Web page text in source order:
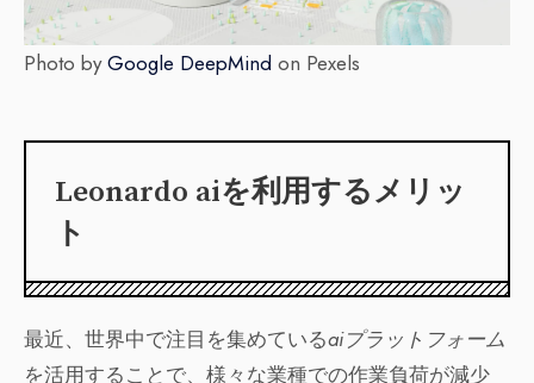
Photo byGoogle DeepMind on Pexels
Leonardo aiを利用するメリッ
ト
最近、世界中で注目を集めているaiプラットフォーム
を活用することで、様々な業種での作業負荷が減少